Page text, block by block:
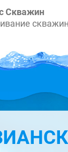
Скважин
скважин